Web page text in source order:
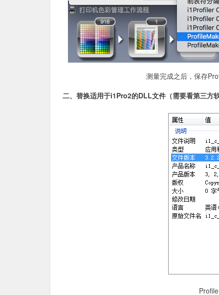
测量完成之后，保存
二、替换适用于i1Pro2的DLL文件（需要看第三方